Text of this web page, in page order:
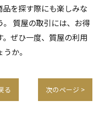
を探す際にも楽しみな
質屋の取引には、お得
ぜひ一度、質屋の利用
か。
る 次のページ >